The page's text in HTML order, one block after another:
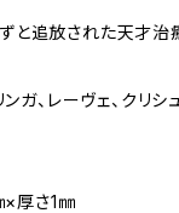
と追放された天才治
ンガ、レーヴェ、クリ
厚さ1㎜